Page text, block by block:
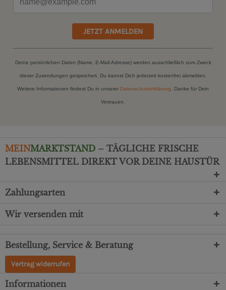
JETZT ANMELDEN
Deine persönlichen Daten (Name, E-Mail-Adresse) werden ausschließlich zum Zweck
dieser Zusendungen gespeichert. Du kannst Dich jederzeit kostenfrei abmelden.
Weitere Informationen findest Du in unserer Datenschutzerklärung . Danke für Dein
Vertrauen.
MEINMARKTSTAND – TÄGLICHE FRISCHE
LEBENSMITTEL DIREKT VOR DEINE HAUSTÜR
Zahlungsarten
Wir versenden mit
Bestellung, Service & Beratung
Vertrag widerrufen
Informationen